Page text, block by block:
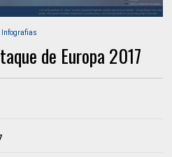
Infografias
de Europa 2017